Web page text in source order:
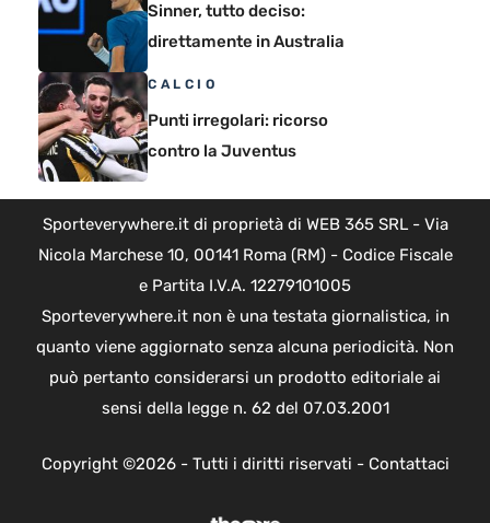
Sinner, tutto deciso:
direttamente in Australia
CALCIO
Punti irregolari: ricorso
contro la Juventus
Sporteverywhere.it di proprietà di WEB 365 SRL - Via
Nicola Marchese 10, 00141 Roma (RM) - Codice Fiscale
e Partita I.V.A. 12279101005
Sporteverywhere.it non è una testata giornalistica, in
quanto viene aggiornato senza alcuna periodicità. Non
può pertanto considerarsi un prodotto editoriale ai
sensi della legge n. 62 del 07.03.2001
Copyright ©2026 - Tutti i diritti riservati - Contattaci